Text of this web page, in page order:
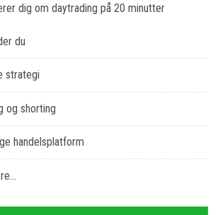
dig om daytrading på 20 minutter
du
strategi
og shorting
handelsplatform